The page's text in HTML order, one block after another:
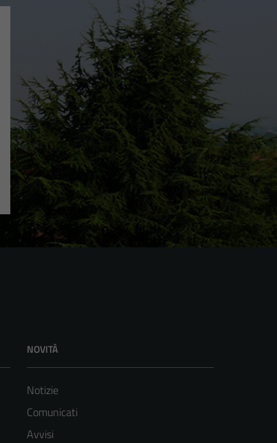
NOVITÀ
Notizie
Comunicati
Avvisi